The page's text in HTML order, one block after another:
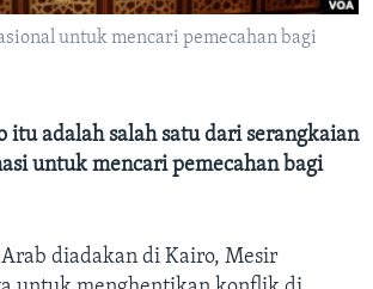
untuk mencari pemecahan bagi
itu adalah salah satu dari serangkaian
untuk mencari pemecahan bagi
diadakan di Kairo, Mesir